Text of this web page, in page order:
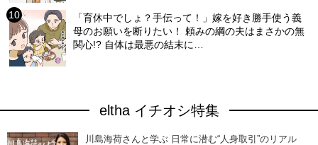
「育休中でしょ？手伝って！」嫁を好き勝手使う義
母のお願いを断りたい！ 頼みの綱の夫はまさかの無
関心!? 自体は最悪の結末に…
eltha イチオシ特集
川島海荷さんと学ぶ 日常に潜む“人身取引”のリアル